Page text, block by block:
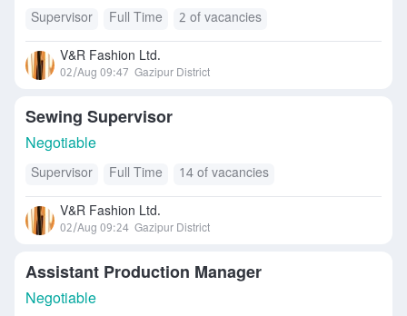
Supervisor Full Time 2 of vacancies
V&R Fashion Ltd.
02/Aug 09:47 Gazipur District
Sewing Supervisor
Negotiable
Supervisor Full Time 14 of vacancies
V&R Fashion Ltd.
02/Aug 09:24 Gazipur District
Assistant Production Manager
Negotiable